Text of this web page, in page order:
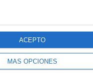
MÁS OPCIONES
ACEPTO
Contacto
datos
Política de cookies
Política editorial